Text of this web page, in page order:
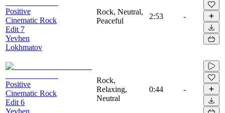
Positive
Cinematic Rock
Edit 7
Yevhen
Lokhmatov
Rock, Neutral,
Peaceful
2:53 -
Positive
Cinematic Rock
Edit 6
Yevhen
Rock,
Relaxing,
Neutral
0:44 -